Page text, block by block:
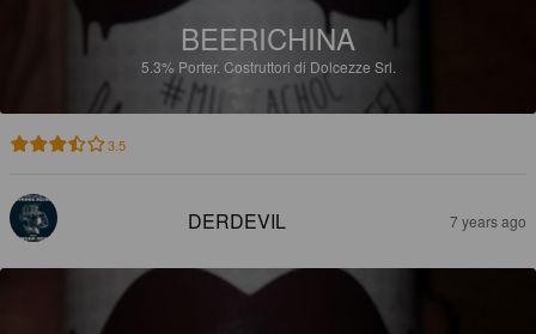
BEERICHINA
5.3% Porter. Costruttori di Dolcezze Srl.
3.5
DERDEVIL 7 years ago